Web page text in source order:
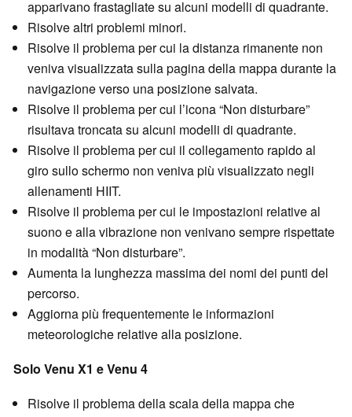
apparivano frastagliate su alcuni modelli di quadrante.
Risolve altri problemi minori.
Risolve il problema per cui la distanza rimanente non
veniva visualizzata sulla pagina della mappa durante la
navigazione verso una posizione salvata.
Risolve il problema per cui l’icona “Non disturbare”
risultava troncata su alcuni modelli di quadrante.
Risolve il problema per cui il collegamento rapido al
giro sullo schermo non veniva più visualizzato negli
allenamenti HIIT.
Risolve il problema per cui le impostazioni relative al
suono e alla vibrazione non venivano sempre rispettate
in modalità “Non disturbare”.
Aumenta la lunghezza massima dei nomi dei punti del
percorso.
Aggiorna più frequentemente le informazioni
meteorologiche relative alla posizione.
Solo Venu X1 e Venu 4
Risolve il problema della scala della mappa che